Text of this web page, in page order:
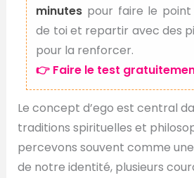
minutes pour faire le
de toi et repartir avec des
pour la renforcer.
👉 Faire le test
Le concept d’ego est central
traditions spirituelles et
percevons souvent comme
de notre identité, plusieurs